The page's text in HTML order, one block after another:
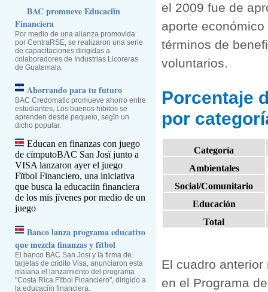
BAC promueve Educaciïn
Financiera
Por medio de una alianza promovida
por CentraRSE, se realizaron una serie
de capacitaciones dirigidas a
colaboradores de Industrias Licoreras
de Guatemala.
Ahorrando para tu futuro
BAC Credomatic promueve ahorro entre
estudiantes, Los buenos hïbitos se
aprenden desde pequeïo, segïn un
dicho popular.
Educan en finanzas con juego
de cïmputoBAC San Josï junto a
VISA lanzaron ayer el juego
Fïtbol Financiero, una iniciativa
que busca la educaciïn financiera
de los mïs jïvenes por medio de un
juego
Banco lanza programa educativo
que mezcla finanzas y fïtbol
El banco BAC San Josï y la firma de
tarjetas de crïdito Visa, anunciaron esta
maïana el lanzamiento del programa
"Costa Rica Fïtbol Financiero", dirigido a
la educaciïn financiera.
el 2009 fue de
aporte
términos de
voluntarios.
Porcentaje
por
Categoría
Ambientales
Social/Comunitario
Educación
Total
El cuadro
en el Programa